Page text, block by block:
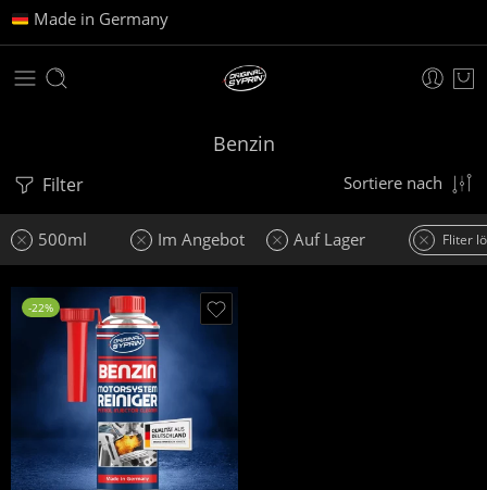
Made in Germany
Benzin
Filter Sortiere nach
500ml Im Angebot Auf Lager Fliter
-22%